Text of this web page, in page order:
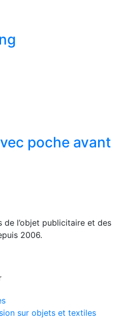
poche avant
de l’objet publicitaire et des
2006.
sur objets et textiles